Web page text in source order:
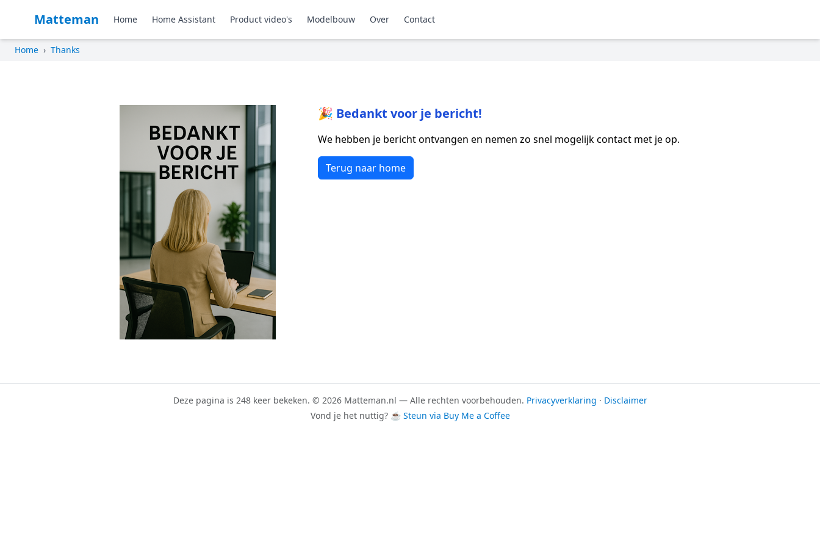
Matteman Home Home Assistant Product video's Modelbouw Over Contact
Home › Thanks
🎉 Bedankt voor je bericht!
We hebben je bericht ontvangen en nemen zo snel mogelijk contact met je op.
Terug naar home
Deze pagina is 248 keer bekeken. © 2026 Matteman.nl — Alle rechten voorbehouden. Privacyverklaring · Disclaimer
Vond je het nuttig? ☕ Steun via Buy Me a Coffee